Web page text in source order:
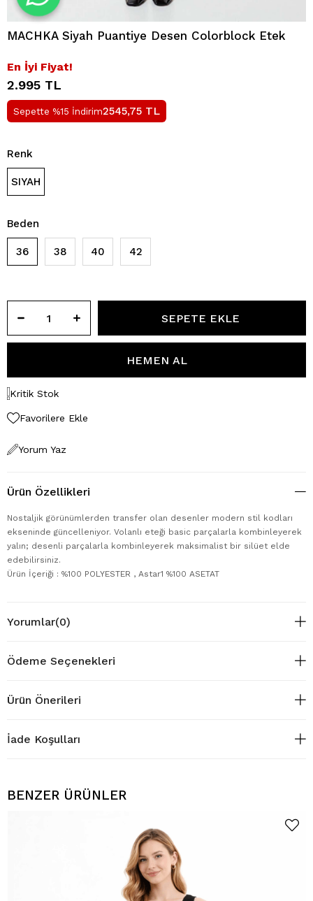
MACHKA Siyah Puantiye Desen Colorblock Etek
En İyi Fiyat!
2.995 TL
Sepette %15 İndirim2545,75 TL
Renk
SIYAH
Beden
36 38 40 42
Kritik Stok
Favorilere Ekle
Yorum Yaz
Ürün Özellikleri
Nostaljik görünümlerden transfer olan desenler modern stil kodları
ekseninde güncelleniyor. Volanlı eteği basic parçalarla kombinleyerek
yalın; desenli parçalarla kombinleyerek maksimalist bir silüet elde
edebilirsiniz.
Ürün İçeriği : %100 POLYESTER , Astar1 %100 ASETAT
Yorumlar(0)
Ödeme Seçenekleri
Ürün Önerileri
İade Koşulları
BENZER ÜRÜNLER